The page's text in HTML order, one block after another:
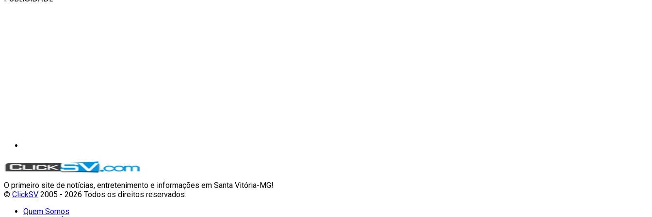
O primeiro site de notícias, entretenimento e informações em Santa Vitória-MG!
© ClickSV 2005 - 2026 Todos os direitos reservados.
Quem Somos